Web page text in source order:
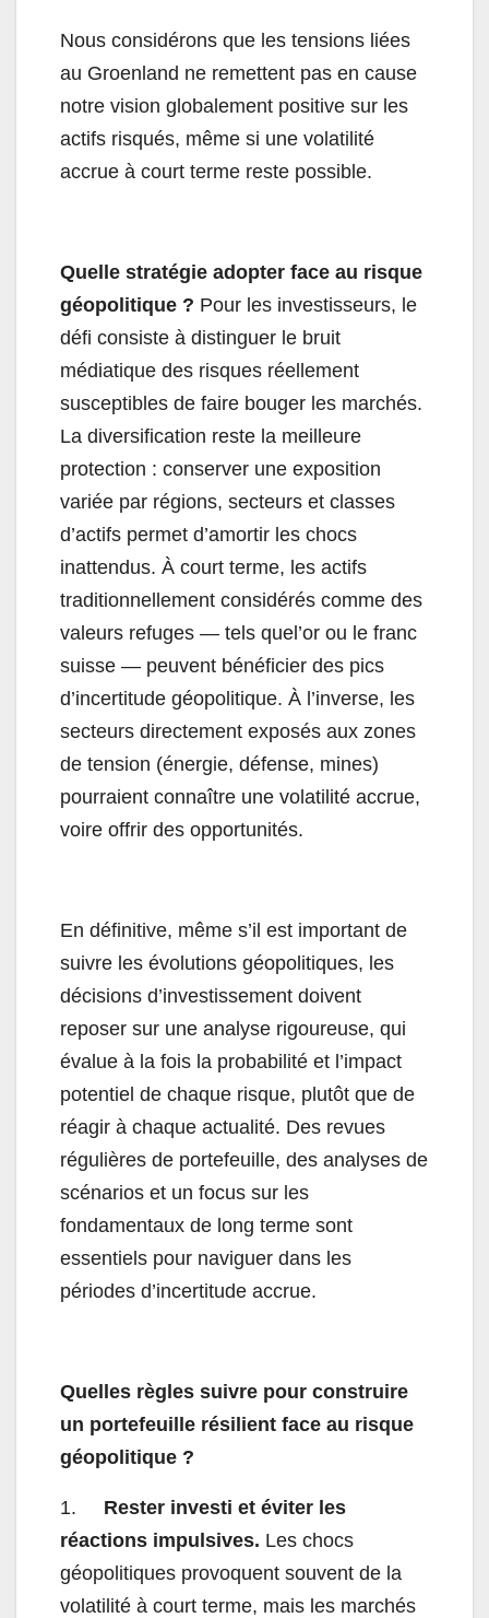
Nous considérons que les tensions liées
au Groenland ne remettent pas en cause
notre vision globalement positive sur les
actifs risqués, même si une volatilité
accrue à court terme reste possible.
Quelle stratégie adopter face au risque
géopolitique ? Pour les investisseurs, le
défi consiste à distinguer le bruit
médiatique des risques réellement
susceptibles de faire bouger les marchés.
La diversification reste la meilleure
protection : conserver une exposition
variée par régions, secteurs et classes
d’actifs permet d’amortir les chocs
inattendus. À court terme, les actifs
traditionnellement considérés comme des
valeurs refuges — tels quel’or ou le franc
suisse — peuvent bénéficier des pics
d’incertitude géopolitique. À l’inverse, les
secteurs directement exposés aux zones
de tension (énergie, défense, mines)
pourraient connaître une volatilité accrue,
voire offrir des opportunités.
En définitive, même s’il est important de
suivre les évolutions géopolitiques, les
décisions d’investissement doivent
reposer sur une analyse rigoureuse, qui
évalue à la fois la probabilité et l’impact
potentiel de chaque risque, plutôt que de
réagir à chaque actualité. Des revues
régulières de portefeuille, des analyses de
scénarios et un focus sur les
fondamentaux de long terme sont
essentiels pour naviguer dans les
périodes d’incertitude accrue.
Quelles règles suivre pour construire
un portefeuille résilient face au risque
géopolitique ?
1. Rester investi et éviter les
réactions impulsives. Les chocs
géopolitiques provoquent souvent de la
volatilité à court terme, mais les marchés